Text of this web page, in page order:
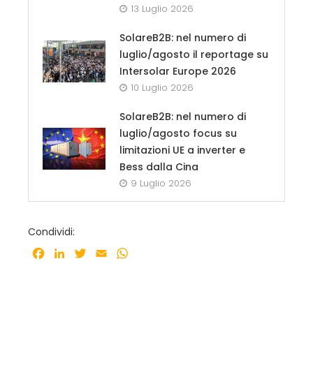
13 Luglio 2026
SolareB2B: nel numero di
luglio/agosto il reportage su
Intersolar Europe 2026
10 Luglio 2026
SolareB2B: nel numero di
luglio/agosto focus su
limitazioni UE a inverter e
Bess dalla Cina
9 Luglio 2026
Condividi:
Facebook
LinkedInTwitter
Email